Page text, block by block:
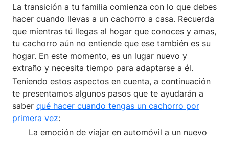
La transición a tu familia comienza con lo que debes
hacer cuando llevas a un cachorro a casa. Recuerda
que mientras tú llegas al hogar que conoces y amas,
tu cachorro aún no entiende que ese también es su
hogar. En este momento, es un lugar nuevo y
extraño y necesita tiempo para adaptarse a él.
Teniendo estos aspectos en cuenta, a continuación
te presentamos algunos pasos que te ayudarán a
saber qué hacer cuando tengas un cachorro por
primera vez:
La emoción de viajar en automóvil a un nuevo